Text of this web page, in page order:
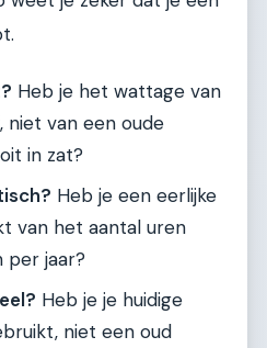
Heb je het wattage van
niet van een oude
in zat?
Heb je een eerlijke
van het aantal uren
per jaar?
Heb je je huidige
niet een oud